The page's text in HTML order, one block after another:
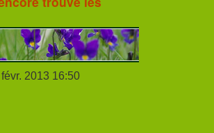
2013 16:50